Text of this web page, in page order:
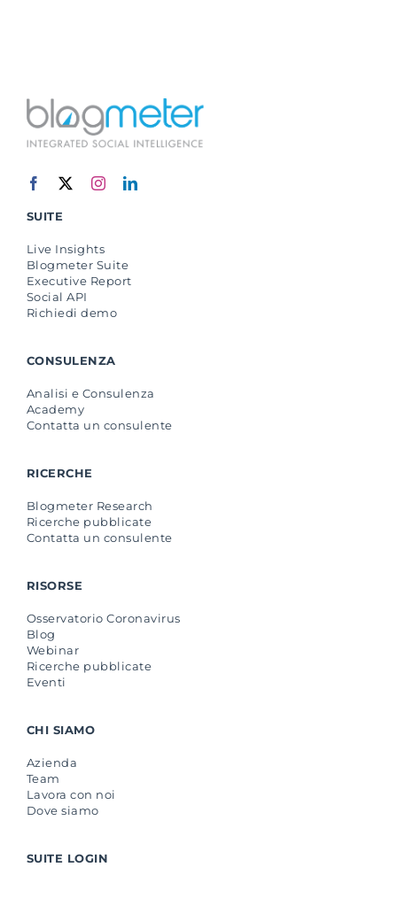
SUITE
Live Insights
Blogmeter Suite
Executive Report
Social API
Richiedi demo
CONSULENZA
Analisi e Consulenza
Academy
Contatta un consulente
RICERCHE
Blogmeter Research
Ricerche pubblicate
Contatta un consulente
RISORSE
Osservatorio Coronavirus
Blog
Webinar
Ricerche pubblicate
Eventi
CHI SIAMO
Azienda
Team
Lavora con noi
Dove siamo
SUITE LOGIN